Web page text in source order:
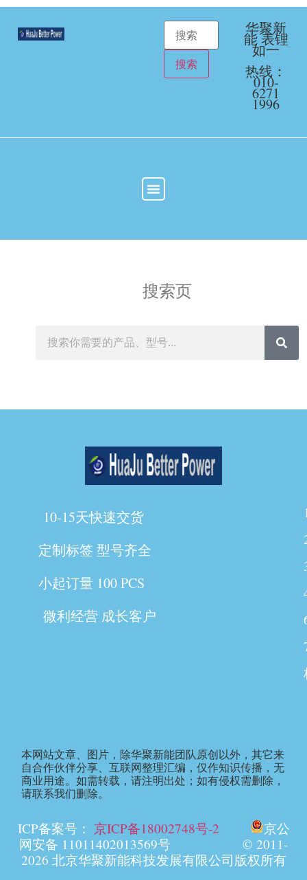
华聚新
能 表锂
如一
热线：
010-
6271
1996
搜索页
10-15天快速交货
定制标签 型号齐全
小起订量 100 PCS
微利经营 成长客户
ICP备案号： 京ICP备18002748号-2
京公
网安备 11011402013569号 © 2011-
2026 北京华聚新能科技发展有限公司版权所有
本网站文章、图片，除华聚新能团队原创以外，其它来
自合作伙伴分享、互联网整理汇编，仅作知识传播，无
商业用途。如需转载，请注明出处；如有侵权需删除，
请联系我们删除。